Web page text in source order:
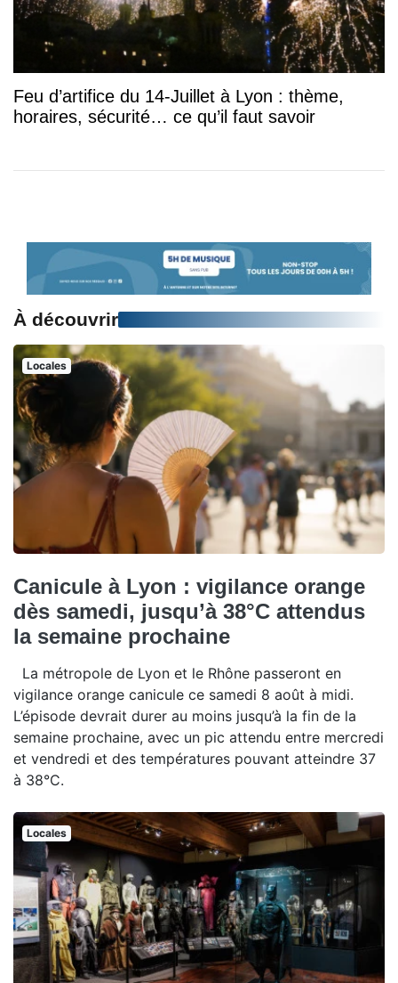
Feu d’artifice du 14-Juillet à Lyon : thème,
horaires, sécurité… ce qu’il faut savoir
À découvrir
Locales
Canicule à Lyon : vigilance orange
dès samedi, jusqu’à 38°C attendus
la semaine prochaine
La métropole de Lyon et le Rhône passeront en
vigilance orange canicule ce samedi 8 août à midi.
L’épisode devrait durer au moins jusqu’à la fin de la
semaine prochaine, avec un pic attendu entre mercredi
et vendredi et des températures pouvant atteindre 37
à 38°C.
Locales